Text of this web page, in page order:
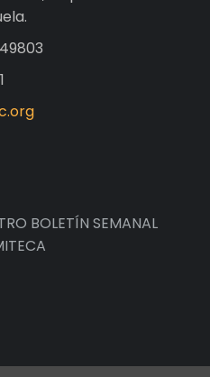
BOLETÍN SEMANAL